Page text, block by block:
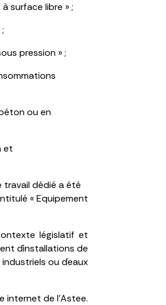
surface libre » ;
pression » ;
ou en
et
travail dédié a été
« Equipement
législatif et
d´installations de
ou d´eaux
internet de l’Astee.